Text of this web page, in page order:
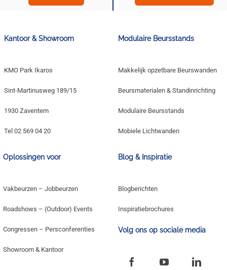
Kantoor & Showroom
KMO Park Ikaros
Sint-Martinusweg 189/15
1930 Zaventem
Tel 02 569 04 20
Modulaire Beursstands
Makkelijk opzetbare Beurswanden
Beursmaterialen & Standinrichting
Modulaire Beursstands
Mobiele Lichtwanden
Oplossingen voor
Vakbeurzen – Jobbeurzen
Roadshows – (Outdoor) Events
Congressen – Persconferenties
Showroom & Kantoor
Blog & Inspiratie
Blogberichten
Inspiratiebrochures
Volg ons op sociale media